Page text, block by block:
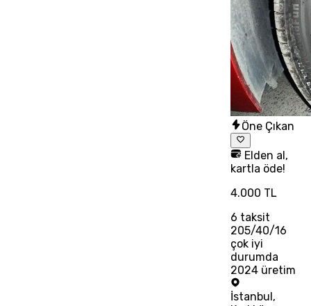
Öne Çıkan
Elden al,
kartla öde!
4.000 TL
6 taksit
205/40/16
çok iyi
durumda
2024 üretim
İstanbul ,